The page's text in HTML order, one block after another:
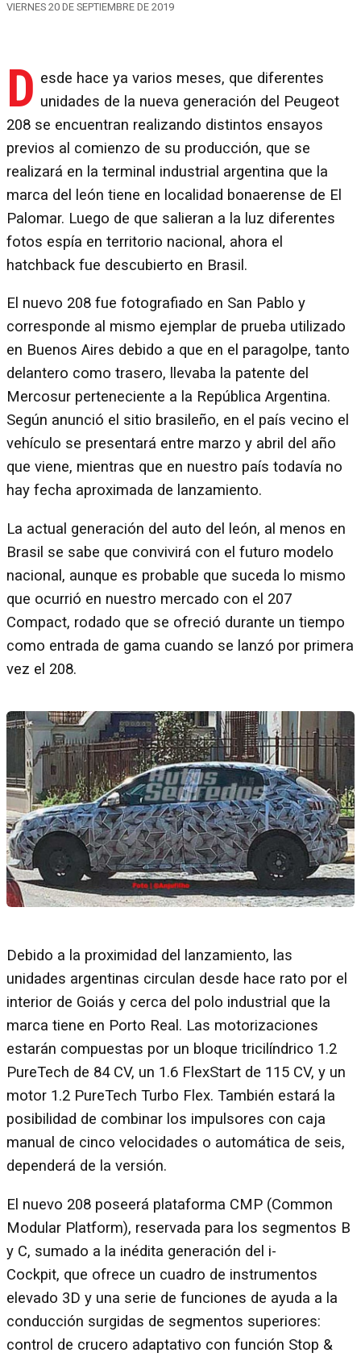
VIERNES 20 DE SEPTIEMBRE DE 2019
D esde hace ya varios meses, que diferentes
unidades de la nueva generación del Peugeot
208 se encuentran realizando distintos ensayos
previos al comienzo de su producción, que se
realizará en la terminal industrial argentina que la
marca del león tiene en localidad bonaerense de El
Palomar. Luego de que salieran a la luz diferentes
fotos espía en territorio nacional, ahora el
hatchback fue descubierto en Brasil.
El nuevo 208 fue fotografiado en San Pablo y
corresponde al mismo ejemplar de prueba utilizado
en Buenos Aires debido a que en el paragolpe, tanto
delantero como trasero, llevaba la patente del
Mercosur perteneciente a la República Argentina.
Según anunció el sitio brasileño, en el país vecino el
vehículo se presentará entre marzo y abril del año
que viene, mientras que en nuestro país todavía no
hay fecha aproximada de lanzamiento.
La actual generación del auto del león, al menos en
Brasil se sabe que convivirá con el futuro modelo
nacional, aunque es probable que suceda lo mismo
que ocurrió en nuestro mercado con el 207
Compact, rodado que se ofreció durante un tiempo
como entrada de gama cuando se lanzó por primera
vez el 208.
Debido a la proximidad del lanzamiento, las
unidades argentinas circulan desde hace rato por el
interior de Goiás y cerca del polo industrial que la
marca tiene en Porto Real. Las motorizaciones
estarán compuestas por un bloque tricilíndrico 1.2
PureTech de 84 CV, un 1.6 FlexStart de 115 CV, y un
motor 1.2 PureTech Turbo Flex. También estará la
posibilidad de combinar los impulsores con caja
manual de cinco velocidades o automática de seis,
dependerá de la versión.
El nuevo 208 poseerá plataforma CMP (Common
Modular Platform), reservada para los segmentos B
y C, sumado a la inédita generación del i-
Cockpit, que ofrece un cuadro de instrumentos
elevado 3D y una serie de funciones de ayuda a la
conducción surgidas de segmentos superiores:
control de crucero adaptativo con función Stop &